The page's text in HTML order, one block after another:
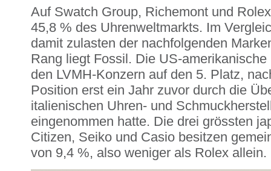
Auf Swatch Group, Richemont und
45,8 % des Uhrenweltmarkts. Im
damit zulasten der nachfolgenden
Rang liegt Fossil. Die US-
den LVMH-Konzern auf den 5. Platz,
Position erst ein Jahr zuvor durch die
italienischen Uhren- und
eingenommen hatte. Die drei grössten
Citizen, Seiko und Casio besitzen
von 9,4 %, also weniger als Rolex allein.